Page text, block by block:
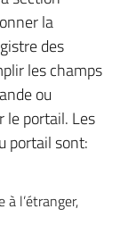
la
des
les champs
ou
le portail. Les
portail sont:
à l’étranger,